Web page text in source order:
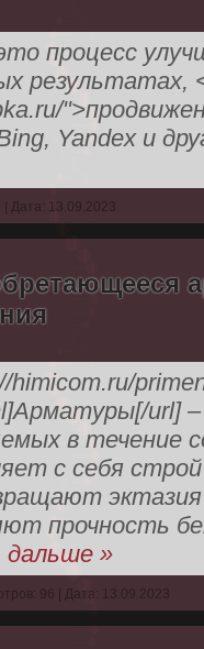
процесс
результатах,
Yandex и
Дата: 13.09.2023
himicom.ru/
url] –
в течение
с себя
эктазия
прочность
»
96 | Дата: 13.09.2023